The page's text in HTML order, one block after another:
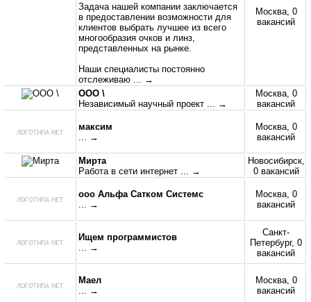
Задача нашей компании заключается
в предоставлении возможности для
клиентов выбрать лучшее из всего
многообразия очков и линз,
представленных на рынке.
Наши специалисты постоянно
отслеживаю
... →
Москва, 0
вакансий
ООО \
Независимый научный проект
... →
Москва, 0
вакансий
максим
... →
Москва, 0
вакансий
Мирта
Работа в сети интернет
... →
Новосибирск,
0 вакансий
ооо Альфа Сатком Системс
... →
Москва, 0
вакансий
Ищем программистов
... →
Санкт-
Петербург, 0
вакансий
Маел
... →
Москва, 0
вакансий